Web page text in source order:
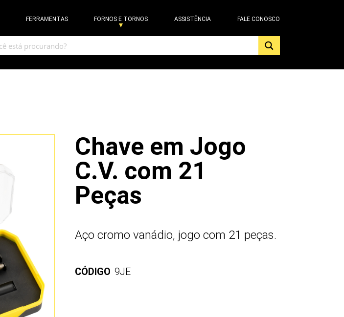
FERRAMENTAS FORNOS E TORNOS ASSISTÊNCIA FALE CONOSCO
Chave em Jogo
C.V. com 21
Peças
Aço cromo vanádio, jogo com 21 peças.
CÓDIGO 9JE